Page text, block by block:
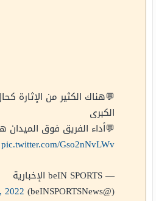
💬هناك الكثير من الإثارة
الكبرى
💬أداء الفريق فوق الميدان
pic.twitter.com/Gso2nNvLWv
— beIN SPORTS الإخبارية
(@beINSPORTSNews)
2022